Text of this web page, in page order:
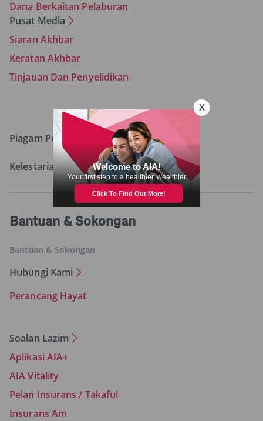
Dana Berkaitan Pelaburan
Pusat Media
Siaran Akhbar
Keratan Akhbar
Tinjauan Dan Penyelidikan
Piagam Pelanggan
Kelestarian
Bantuan & Sokongan
Bantuan & Sokongan
Hubungi Kami
Perancang Hayat
Soalan Lazim
Aplikasi AIA+
AIA Vitality
Pelan Insurans / Takaful
Insurans Am